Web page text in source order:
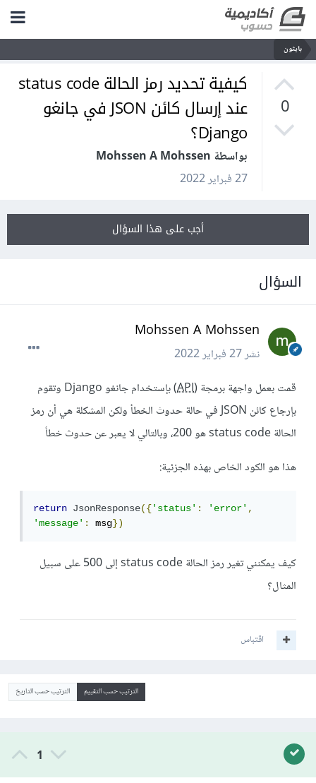
بايثون
0
كيفية تحديد رمز الحالة status code
عند إرسال كائن JSON في جانغو
Django؟
بواسطة Mohssen A Mohssen
27 فبراير 2022
أجب على هذا السؤال
السؤال
Mohssen A Mohssen
نشر27 فبراير 2022
قمت بعمل واجهة برمجة ( API
) بإستخدام جانغو Django وتقوم
بإرجاع كائن JSON في حالة حدوث الخطأ ولكن المشكلة هي أن رمز
الحالة status code هو 200، وبالتالي لا يعبر عن حدوث خطأ
هذا هو الكود الخاص بهذه الجزئية:
return JsonResponse({'status': 'error',
'message': msg})
كيف يمكنني تغير رمز الحالة status code إلى 500 على سبيل
المثال؟
اقتباس
الترتيب حسب التقييم الترتيب حسب التاريخ
1